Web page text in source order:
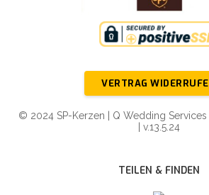
VERTRAG
© 2024 SP-Kerzen | Q Wedding
| v.13.5.24
TEILEN & FINDEN